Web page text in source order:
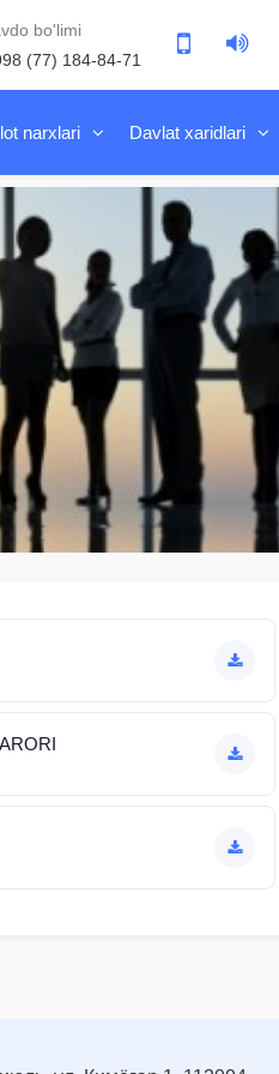
bo'limi
(77) 184-84-71
narxlari Davlat xaridlari